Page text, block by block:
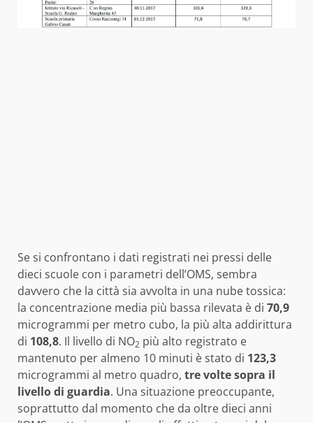
Se si confrontano i dati registrati nei pressi delle
dieci scuole con i parametri dell’OMS, sembra
davvero che la città sia avvolta in una nube tossica:
la concentrazione media più bassa rilevata è di 70,9
microgrammi per metro cubo, la più alta addirittura
di 108,8. Il livello di NO2 più alto registrato e
mantenuto per almeno 10 minuti è stato di 123,3
microgrammi al metro quadro, tre volte sopra il
livello di guardia. Una situazione preoccupante,
soprattutto dal momento che da oltre dieci anni